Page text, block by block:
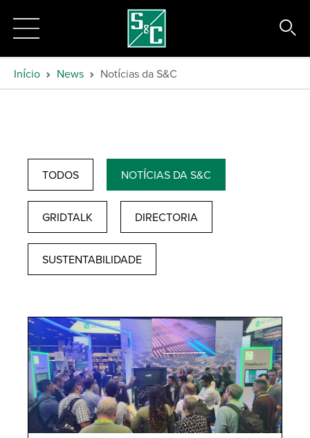
Início News Notícias da S&C
TODOS NOTÍCIAS DA S&C
GRIDTALK DIRECTORIA
SUSTENTABILIDADE
TripSaver II Cutout-Mounted
Recloser